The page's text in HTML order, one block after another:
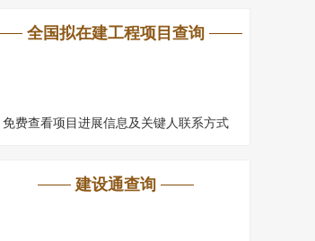
全国拟在建工程项目查询
免费查看项目进展信息及关键人联系方式
建设通查询